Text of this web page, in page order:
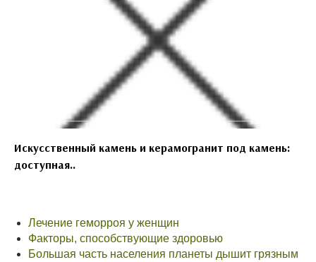
Искусственный камень и керамогранит под камень:
доступная..
Лечение геморроя у женщин
Факторы, способствующие здоровью
Большая часть населения планеты дышит грязным